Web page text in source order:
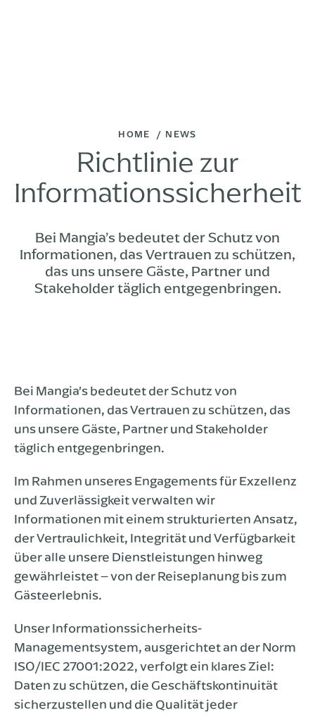
HOME NEWS
Richtlinie zur
Informationssicherheit
Bei Mangia’s bedeutet der Schutz von
Informationen, das Vertrauen zu schützen,
das uns unsere Gäste, Partner und
Stakeholder täglich entgegenbringen.
Bei Mangia’s bedeutet der Schutz von
Informationen, das Vertrauen zu schützen, das
uns unsere Gäste, Partner und Stakeholder
täglich entgegenbringen.
Im Rahmen unseres Engagements für Exzellenz
und Zuverlässigkeit verwalten wir
Informationen mit einem strukturierten Ansatz,
der Vertraulichkeit, Integrität und Verfügbarkeit
über alle unsere Dienstleistungen hinweg
gewährleistet – von der Reiseplanung bis zum
Gästeerlebnis.
Unser Informationssicherheits-
Managementsystem, ausgerichtet an der Norm
ISO/IEC 27001:2022, verfolgt ein klares Ziel:
Daten zu schützen, die Geschäftskontinuität
sicherzustellen und die Qualität jeder